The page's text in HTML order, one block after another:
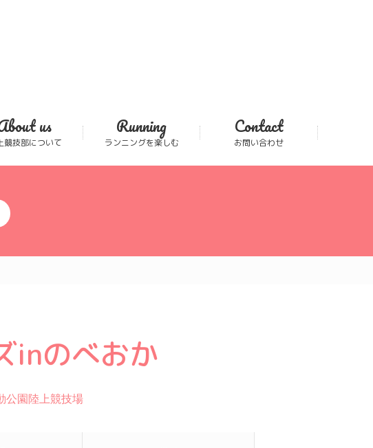
us
競技部について
Running
ランニングを楽しむ
Contact
お問い合わせ
inのべおか
公園陸上競技場